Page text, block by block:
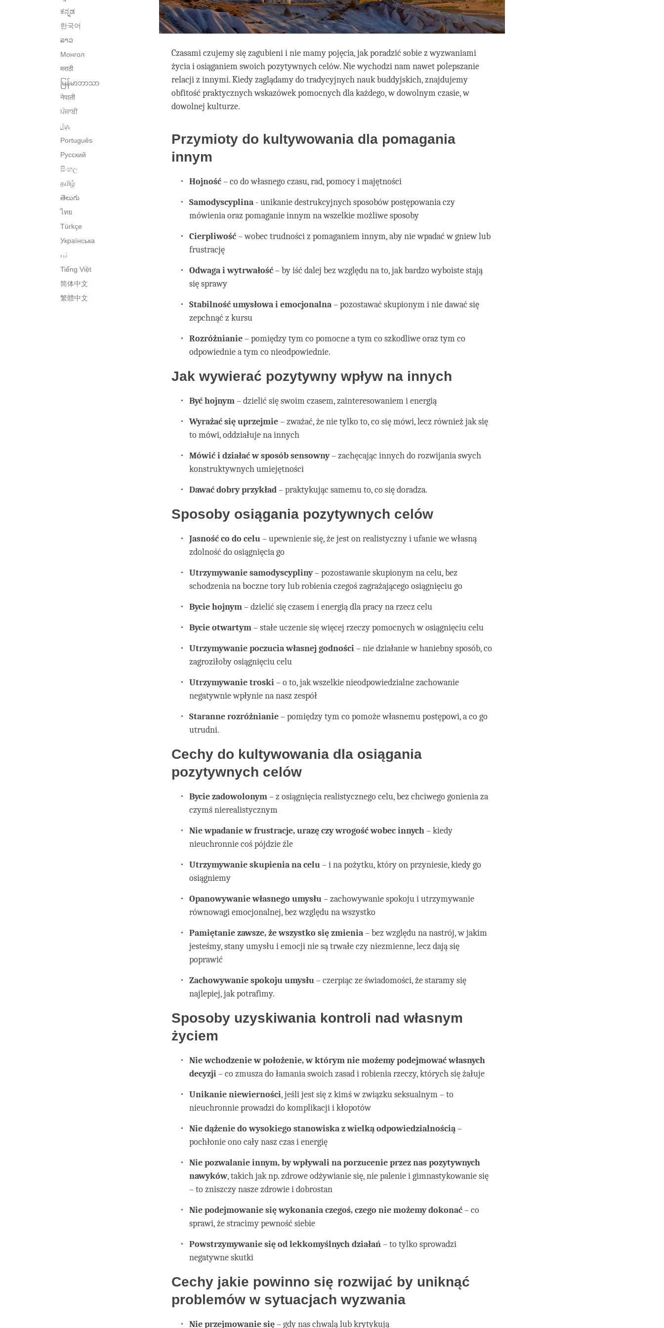
ಕನ್ನಡ
한국어
ລາວ
Монгол
मराठी
မြန်မာဘာသာ
नेपाली
ਪੰਜਾਬੀ
پنجابی
Português
Русский
සිංහල
தமிழ்
తెలుగు
ไทย
Türkçe
Українська
اُردو
Tiếng Việt
简体中文
繁體中文
Czasami czujemy się zagubieni i nie mamy pojęcia, jak poradzić sobie z wyzwaniami
życia i osiąganiem swoich pozytywnych celów. Nie wychodzi nam nawet polepszanie
relacji z innymi. Kiedy zaglądamy do tradycyjnych nauk buddyjskich, znajdujemy
obfitość praktycznych wskazówek pomocnych dla każdego, w dowolnym czasie, w
dowolnej kulturze.
Przymioty do kultywowania dla pomagania
innym
Hojność– co do własnego czasu, rad, pomocy i majętności
Samodyscyplina - unikanie destrukcyjnych sposobów postępowania czy
mówienia oraz pomaganie innym na wszelkie możliwe sposoby
Cierpliwość– wobec trudności z pomaganiem innym, aby nie wpadać w gniew lub
frustrację
Odwaga i wytrwałość– by iść dalej bez względu na to, jak bardzo wyboiste stają
się sprawy
Stabilność umysłowa i emocjonalna– pozostawać skupionym i nie dawać się
zepchnąć z kursu
Rozróżnianie– pomiędzy tym co pomocne a tym co szkodliwe oraz tym co
odpowiednie a tym co nieodpowiednie.
Jak wywierać pozytywny wpływ na innych
Byćhojnym– dzielić się swoim czasem, zainteresowaniem i energią
Wyrażać się uprzejmie– zważać, że nie tylko to, co się mówi, lecz również jak się
to mówi, oddziałuje na innych
Mówić i działać w sposób sensowny– zachęcając innych do rozwijania swych
konstruktywnych umiejętności
Dawać dobry przykład– praktykując samemu to, co się doradza.
Sposoby osiągania pozytywnych celów
Jasność co do celu– upewnienie się, że jest on realistyczny i ufanie we własną
zdolność do osiągnięcia go
Utrzymywanie samodyscypliny– pozostawanie skupionym na celu, bez
schodzenia na boczne tory lub robienia czegoś zagrażającego osiągnięciu go
Bycie hojnym– dzielić się czasem i energią dla pracy na rzecz celu
Bycie otwartym– stałe uczenie się więcej rzeczy pomocnych w osiągnięciu celu
Utrzymywanie poczucia własnej godności– nie działanie w haniebny sposób, co
zagroziłoby osiągnięciu celu
Utrzymywanie troski– o to, jak wszelkie nieodpowiedzialne zachowanie
negatywnie wpłynie na nasz zespół
Staranne rozróżnianie– pomiędzy tym co pomoże własnemu postępowi, a co go
utrudni.
Cechy do kultywowania dla osiągania
pozytywnych celów
Bycie zadowolonym– z osiągnięcia realistycznego celu, bez chciwego gonienia za
czymś nierealistycznym
Nie wpadanie w frustracje, urazę czy wrogość wobec innych– kiedy
nieuchronnie coś pójdzie źle
Utrzymywanie skupienia na celu– i na pożytku, który on przyniesie, kiedy go
osiągniemy
Opanowywanie własnego umysłu– zachowywanie spokoju i utrzymywanie
równowagi emocjonalnej, bez względu na wszystko
Pamiętanie zawsze, że wszystko się zmienia– bez względu na nastrój, w jakim
jesteśmy, stany umysłu i emocji nie są trwałe czy niezmienne, lecz dają się
poprawić
Zachowywanie spokoju umysłu– czerpiąc ze świadomości, że staramy się
najlepiej, jak potrafimy.
Sposoby uzyskiwania kontroli nad własnym
życiem
Nie wchodzenie w położenie, w którym nie możemy podejmować własnych
decyzji– co zmusza do łamania swoich zasad i robienia rzeczy, których się żałuje
Unikanie niewierności, jeśli jest się z kimś w związku seksualnym – to
nieuchronnie prowadzi do komplikacji i kłopotów
Nie dążenie do wysokiego stanowiska z wielką odpowiedzialnością–
pochłonie ono cały nasz czas i energię
Nie pozwalanieinnym, by wpływali na porzucenie przez nas pozytywnych
nawyków, takich jak np. zdrowe odżywianie się, nie palenie i gimnastykowanie się
– to zniszczy nasze zdrowie i dobrostan
Nie podejmowanie się wykonania czegoś, czego nie możemy dokonać– co
sprawi, że stracimy pewność siebie
Powstrzymywanie się od lekkomyślnych działań– to tylko sprowadzi
negatywne skutki
Cechy jakie powinno się rozwijać by uniknąć
problemów w sytuacjach wyzwania
Nie przejmowanie się– gdy nas chwalą lub krytykują